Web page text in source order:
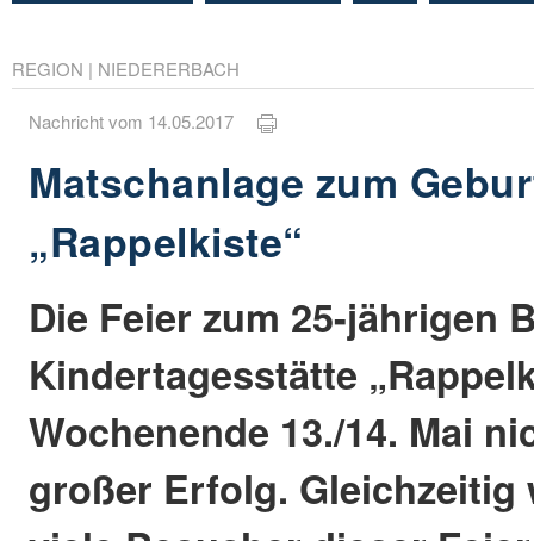
REGION | NIEDERERBACH
Nachricht vom 14.05.2017
Matschanlage zum
„Rappelkiste“
Die Feier zum 25-jährigen
Kindertagesstätte
Wochenende 13./14. Mai
großer Erfolg. Gleichzeitig